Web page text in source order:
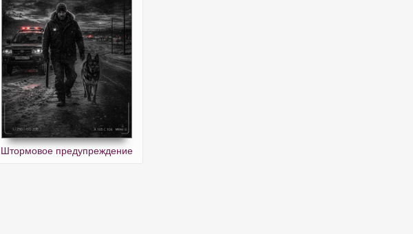
Штормовое предупреждение